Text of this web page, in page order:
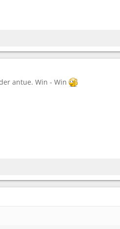
antue. Win - Win